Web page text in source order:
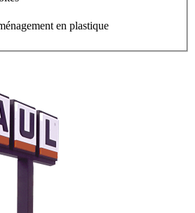
en plastique